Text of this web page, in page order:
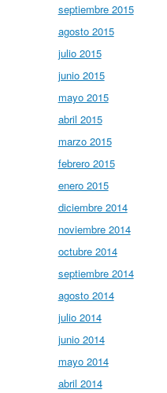
septiembre 2015
agosto 2015
julio 2015
junio 2015
mayo 2015
abril 2015
marzo 2015
febrero 2015
enero 2015
diciembre 2014
noviembre 2014
octubre 2014
septiembre 2014
agosto 2014
julio 2014
junio 2014
mayo 2014
abril 2014